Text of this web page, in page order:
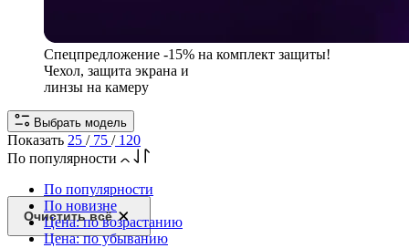
Спецпредложение -15% на комплект защиты!
Чехол, защита экрана и
линзы на камеру
Выбрать модель
Показать 25 / 75 / 120
По популярности
По популярности
По новизне
Цена: по возрастанию
Цена: по убыванию
Очистить всё